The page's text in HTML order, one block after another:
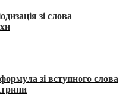
зі слова
зі вступного слова